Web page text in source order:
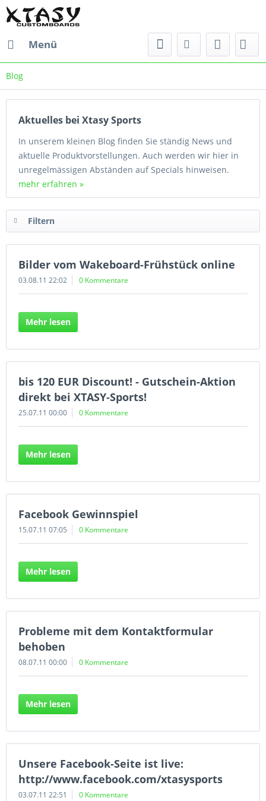
Menü
Blog
Aktuelles bei Xtasy Sports
In unserem kleinen Blog finden Sie ständig News und
aktuelle Produktvorstellungen. Auch werden wir hier in
unregelmässigen Abständen auf Specials hinweisen.
mehr erfahren »
Filtern
Bilder vom Wakeboard-Frühstück online
03.08.11 22:02 0 Kommentare
Mehr lesen
bis 120 EUR Discount! - Gutschein-Aktion
direkt bei XTASY-Sports!
25.07.11 00:00 0 Kommentare
Mehr lesen
Facebook Gewinnspiel
15.07.11 07:05 0 Kommentare
Mehr lesen
Probleme mit dem Kontaktformular
behoben
08.07.11 00:00 0 Kommentare
Mehr lesen
Unsere Facebook-Seite ist live:
http://www.facebook.com/xtasysports
03.07.11 22:51 0 Kommentare